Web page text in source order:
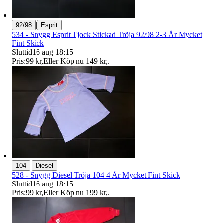
92/98 | Esprit
534 - Snygg Esprit Tjock Stickad Tröja 92/98 2-3 År Mycket
Fint Skick
Sluttid16 aug 18:15.
Pris:99 kr,Eller Köp nu 149 kr,.
104 | Diesel
528 - Snygg Diesel Tröja 104 4 År Mycket Fint Skick
Sluttid16 aug 18:15.
Pris:99 kr,Eller Köp nu 199 kr,.